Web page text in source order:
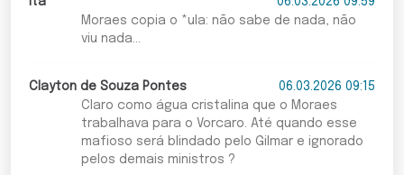
Moraes copia o *ula: não sabe de nada, não
viu nada...
Clayton de Souza Pontes
06.03.2026 09:15
Claro como água cristalina que o Moraes
trabalhava para o Vorcaro. Até quando esse
mafioso será blindado pelo Gilmar e ignorado
pelos demais ministros ?